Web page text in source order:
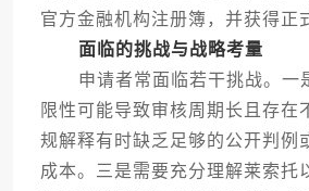
官方金融机构注册簿，并获得正
面临的挑战与战略考量
申请者常面临若干挑战。一
限性可能导致审核周期长且存在
规解释有时缺乏足够的公开判例
成本。三是需要充分理解莱索托